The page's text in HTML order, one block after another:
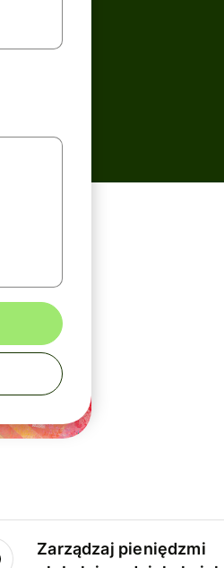
Zarządzaj pieniędzmi